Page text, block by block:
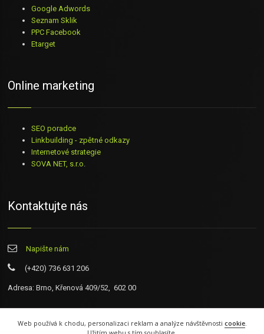
Web používá k chodu, personalizaci reklam a analýze návštěvnosti cookie.
Google Adwords
Seznam Sklik
PPC Facebook
Etarget
Online marketing
SEO poradce
Linkbuilding - zpětné odkazy
Internetové strategie
SOVA NET, s.r.o.
Kontaktujte nás
Napište nám
(+420) 736 631 206
Adresa: Brno, Křenová 409/52, 602 00